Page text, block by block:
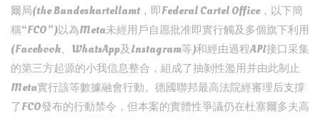
爾局(the Bundeskartellamt，即Federal Cartel Office，以下簡
稱“FCO”)以為Meta未經用戶自愿批准即實行觸及多個旗下利用
(Facebook、WhatsApp及Instagram等)和經由過程API接口采集
的第三方起源的小我信息整合，組成了抽剝性濫用并由此制止
Meta實行該等數據融會行動。德國聯邦最高法院經審理后支撐
了FCO發布的行動禁令，但本案的實體性爭議仍在杜塞爾多夫高